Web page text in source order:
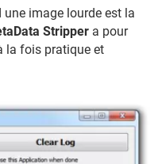
une image lourde est la
Stripper a pour
la fois pratique et